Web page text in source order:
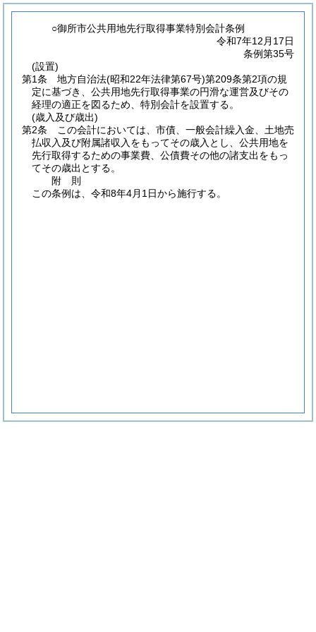
○御所市公共用地先行取得事業特別会計条例
令和7年12月17日
条例第35号
(設置)
第1条
地方自治法(昭和22年法律第67号)第209条第2項の規
定に基づき、公共用地先行取得事業の円滑な運営及びその
経理の適正を図るため、特別会計を設置する。
(歳入及び歳出)
第2条
この会計においては、市債、一般会計繰入金、土地売
払収入及び附属諸収入をもってその歳入とし、公共用地を
先行取得するための事業費、公債費その他の諸支出をもっ
てその歳出とする。
附 則
この条例は、令和8年4月1日から施行する。